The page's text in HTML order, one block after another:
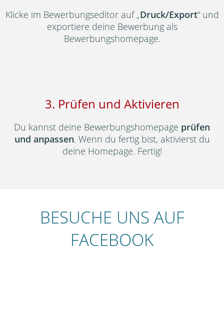
Klicke im Bewerbungseditor auf „Druck/Export“ und
exportiere deine Bewerbung als
Bewerbungshomepage.
3. Prüfen und Aktivieren
Du kannst deine Bewerbungshomepage prüfen
und anpassen. Wenn du fertig bist, aktivierst du
deine Homepage. Fertig!
BESUCHE UNS AUF
FACEBOOK